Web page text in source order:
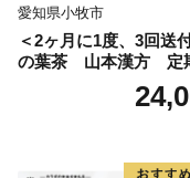
愛知県小牧市
＜2ヶ月に1度、3回送
の葉茶 山本漢方 定